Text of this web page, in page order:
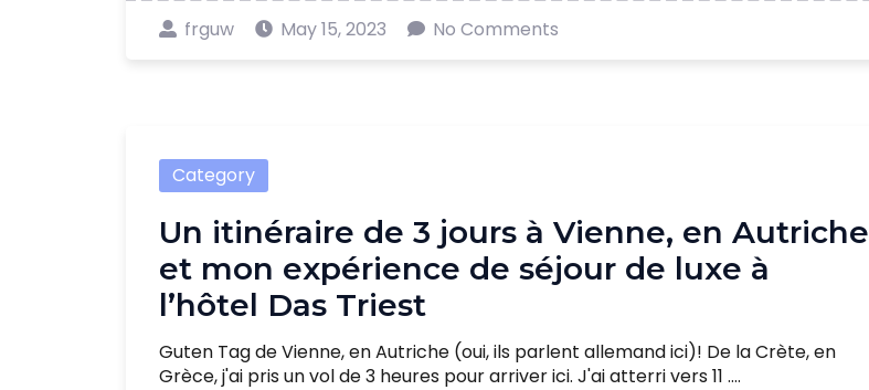
frguw May 15, 2023 No Comments
Category
Un itinéraire de 3 jours à Vienne, en Autriche
et mon expérience de séjour de luxe à
l’hôtel Das Triest
Guten Tag de Vienne, en Autriche (oui, ils parlent allemand ici)! De la Crète, en
Grèce, j'ai pris un vol de 3 heures pour arriver ici. J'ai atterri vers 11 ....